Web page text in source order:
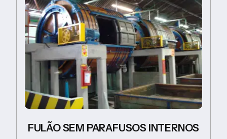
FULÃO SEM PARAFUSOS INTERNOS